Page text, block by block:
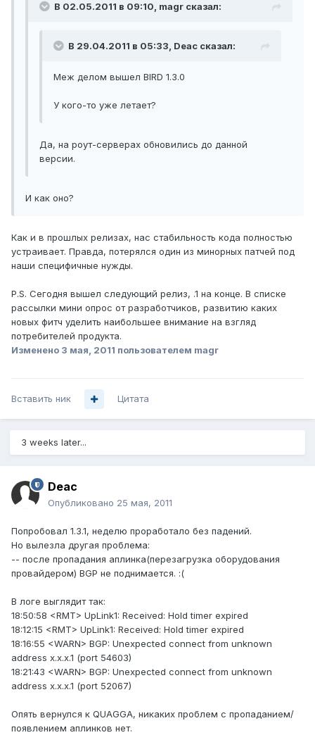
В 02.05.2011 в 09:10, magr сказал:
В 29.04.2011 в 05:33, Deac сказал:
Меж делом вышел BIRD 1.3.0
У кого-то уже летает?
Да, на роут-серверах обновились до данной
версии.
И как оно?
Как и в прошлых релизах, нас стабильность кода полностью
устраивает. Правда, потерялся один из минорных патчей под
наши специфичные нужды.
P.S. Сегодня вышел следующий релиз, .1 на конце. В списке
рассылки мини опрос от разработчиков, развитию каких
новых фитч уделить наибольшее внимание на взгляд
потребителей продукта.
Изменено 3 мая, 2011 пользователем magr
Вставить ник Цитата
3 weeks later...
Deac
Опубликовано 25 мая, 2011
Попробовал 1.3.1, неделю проработало без падений.
Но вылезла другая проблема:
-- после пропадания аплинка(перезагрузка оборудования
провайдером) BGP не поднимается. :(
В логе выглядит так:
18:50:58 <RMT> UpLink1: Received: Hold timer expired
18:12:15 <RMT> UpLink1: Received: Hold timer expired
18:16:55 <WARN> BGP: Unexpected connect from unknown
address x.x.x.1 (port 54603)
18:21:43 <WARN> BGP: Unexpected connect from unknown
address x.x.x.1 (port 52067)
Опять вернулся к QUAGGA, никаких проблем с пропаданием/
появлением аплинков нет.